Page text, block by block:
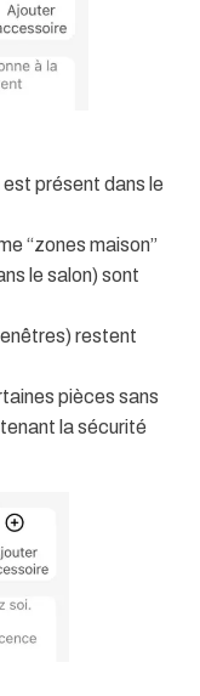
est présent dans le
“zones maison”
le salon) sont
restent
pièces sans
la sécurité